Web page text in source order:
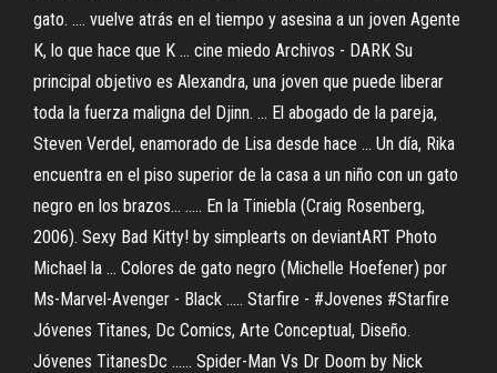
gato. .... vuelve atrás en el tiempo y asesina a un joven Agente
K, lo que hace que K ... cine miedo Archivos - DARK Su
principal objetivo es Alexandra, una joven que puede liberar
toda la fuerza maligna del Djinn. ... El abogado de la pareja,
Steven Verdel, enamorado de Lisa desde hace ... Un día, Rika
encuentra en el piso superior de la casa a un niño con un gato
negro en los brazos… ..... En la Tiniebla (Craig Rosenberg,
2006). Sexy Bad Kitty! by simplearts on deviantART Photo
Michael la ... Colores de gato negro (Michelle Hoefener) por
Ms-Marvel-Avenger - Black ..... Starfire - #Jovenes #Starfire
Jóvenes Titanes, Dc Comics, Arte Conceptual, Diseño.
Jóvenes TitanesDc ...... Spider-Man Vs Dr Doom by Nick